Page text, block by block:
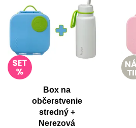
Box na
občerstvenie
stredný +
Nerezová